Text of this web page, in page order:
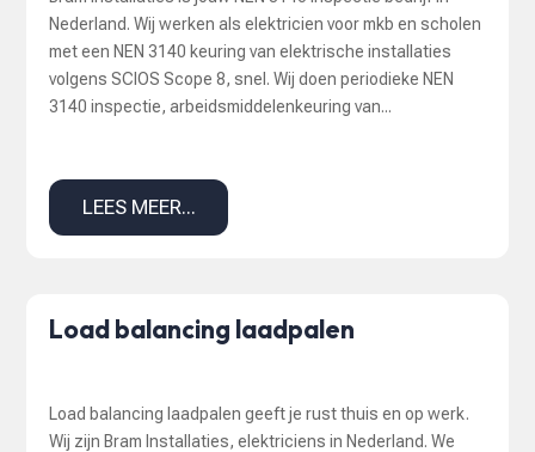
Nederland. Wij werken als elektricien voor mkb en scholen
met een NEN 3140 keuring van elektrische installaties
volgens SCIOS Scope 8, snel. Wij doen periodieke NEN
3140 inspectie, arbeidsmiddelenkeuring van...
LEES MEER...
Load balancing laadpalen
Load balancing laadpalen geeft je rust thuis en op werk.
Wij zijn Bram Installaties, elektriciens in Nederland. We